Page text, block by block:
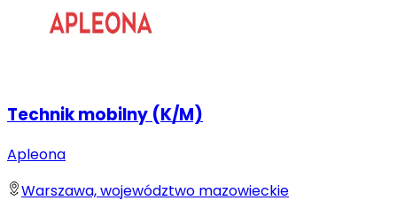
Technik mobilny (K/M)
Apleona
Warszawa, województwo mazowieckie